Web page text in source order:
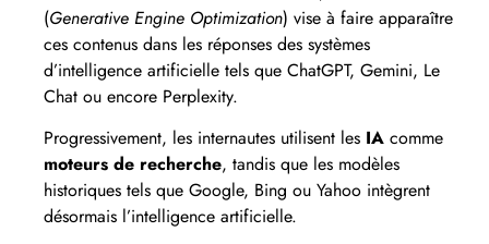
(Generative Engine Optimization) vise à faire apparaître
ces contenus dans les réponses des systèmes
d’intelligence artificielle tels que ChatGPT, Gemini, Le
Chat ou encore Perplexity.
Progressivement, les internautes utilisent les IA comme
moteurs de recherche, tandis que les modèles
historiques tels que Google, Bing ou Yahoo intègrent
désormais l’intelligence artificielle.